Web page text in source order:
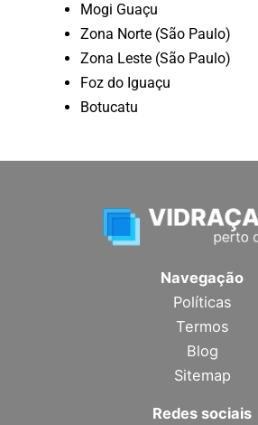
Mogi Guaçu
Zona Norte (São Paulo)
Zona Leste (São Paulo)
Foz do Iguaçu
Botucatu
Navegação
Políticas
Termos
Blog
Sitemap
Redes sociais